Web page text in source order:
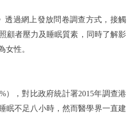
透過網上發放問卷調查方式，接觸
顧者壓力及睡眠質素，同時了解影
女性。
），對比政府統計署2015年調查港
眠不足八小時，然而醫學界一直建